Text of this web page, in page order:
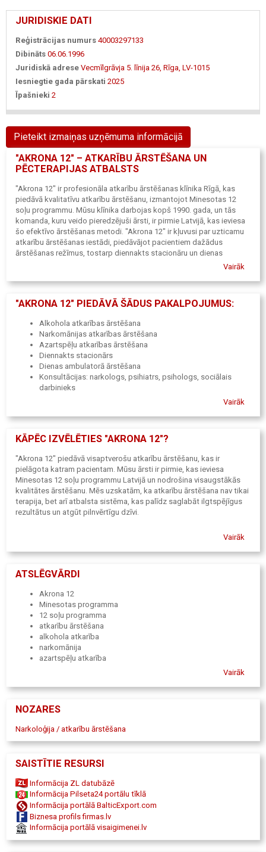
JURIDISKIE DATI
Reģistrācijas numurs 40003297133
Dibināts 06.06.1996
Juridiskā adrese Vecmīlgrāvja 5. līnija 26, Rīga, LV-1015
Iesniegtie gada pārskati 2025
Īpašnieki 2
Pieteikt izmaiņas uzņēmuma informācijā
"AKRONA 12" – ATKARĪBU ĀRSTĒŠANA UN
PĒCTERAPIJAS ATBALSTS
"Akrona 12" ir profesionāla atkarību ārstēšanas klīnika Rīgā, kas
piedāvā kvalitatīvu atkarību ārstēšanu, izmantojot Minesotas 12
soļu programmu. Mūsu klīnika darbojas kopš 1990. gada, un tās
komanda, kuru veido pieredzējuši ārsti, ir pirmie Latvijā, kas ieviesa
šo efektīvo ārstēšanas metodi. "Akrona 12" ir kļuvusi par uzticamu
atkarību ārstēšanas iestādi, piedāvājot pacientiem dažādus
ārstēšanas režīmus, tostarp diennakts stacionāru un dienas
ambulatoro ārstēšanu, kas pielāgota individuālajām vajadzībām.
nodrošinātas konsultācijas ar narkologiem, psihiatriem un
psihoterapeitiskās nodarbības, lai palīdzētu saglabāt rezultātus
Vairāk
"AKRONA 12" PIEDĀVĀ ŠĀDUS PAKALPOJUMUS:
Alkohola atkarības ārstēšana
Narkomānijas atkarības ārstēšana
Azartspēļu atkarības ārstēšana
Diennakts stacionārs
Dienas ambulatorā ārstēšana
Konsultācijas: narkologs, psihiatrs, psihologs, sociālais
darbinieks
Vairāk
KĀPĒC IZVĒLĒTIES "AKRONA 12"?
"Akrona 12" piedāvā visaptverošu atkarību ārstēšanu, kas ir
pielāgota katram pacientam. Mūsu ārsti ir pirmie, kas ieviesa
Minesotas 12 soļu programmu Latvijā un nodrošina visaugstākās
kvalitātes ārstēšanu. Mēs uzskatām, ka atkarību ārstēšana nav tikai
terapija, bet arī atbalsta sistēma, kas palīdz saglabāt ilgtspējīgus
rezultātus un atgūt pilnvērtīgu dzīvi.
Vairāk
ATSLĒGVĀRDI
Akrona 12
Minesotas programma
12 soļu programma
atkarību ārstēšana
alkohola atkarība
narkomānija
azartspēļu atkarība
psihologs
diennakts stacionārs
rehabilitācija
atkarību ārstēšana
profesionāla palīdzība
palīdzēt atveseļoties
problēmu risināšana
palīdzība atkarību gadījumos
hroniska slimība
psihiski traucējumi
sociālā statusa ietekme
Vairāk
NOZARES
Narkoloģija / atkarību ārstēšana
SAISTĪTIE RESURSI
Informācija ZL datubāzē
Informācija Pilseta24 portālu tīklā
Informācija portālā BalticExport.com
Biznesa profils firmas.lv
Informācija portālā visaigimenei.lv